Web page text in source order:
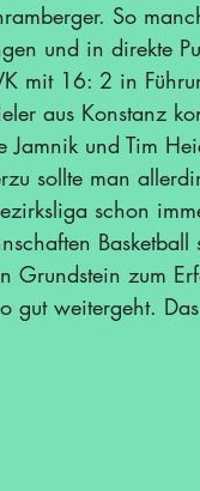
So
und in direkte
mit 16: 2 in
aus Konstanz
und Tim
sollte man
schon
Grundstein zum
gut weitergeht.